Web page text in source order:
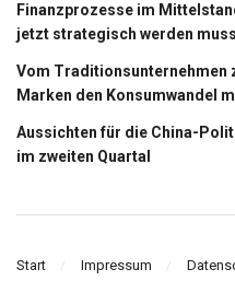
Finanzprozesse im
jetzt strategisch werden muss
Vom Traditionsunternehmen
Marken den Konsumwandel
Aussichten für die China-
im zweiten Quartal
Start Impressum